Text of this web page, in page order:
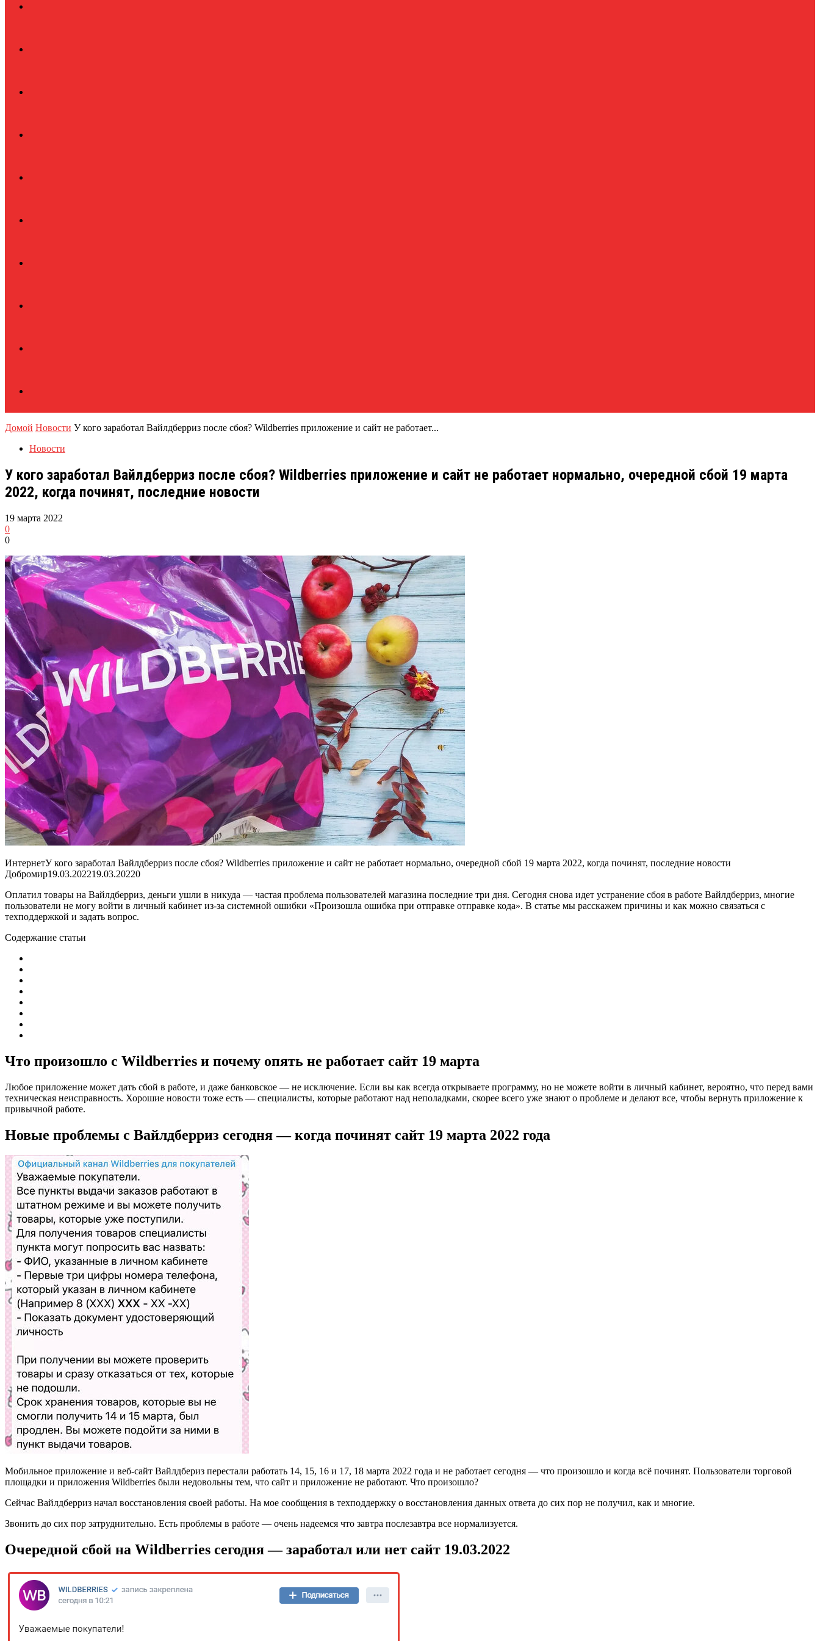
Домой Новости У кого заработал Вайлдберриз после сбоя? Wildberries приложение и сайт не работает...
Новости
У кого заработал Вайлдберриз после сбоя? Wildberries приложение и сайт не работает нормально, очередной сбой 19 марта
2022, когда починят, последние новости
19 марта 2022
0
0
ИнтернетУ кого заработал Вайлдберриз после сбоя? Wildberries приложение и сайт не работает нормально, очередной сбой 19 марта 2022, когда починят, последние новости
Добромир19.03.202219.03.20220
Оплатил товары на Вайлдберриз, деньги ушли в никуда — частая проблема пользователей магазина последние три дня. Сегодня снова идет устранение сбоя в работе Вайлдберриз, многие
пользователи не могу войти в личный кабинет из-за системной ошибки «Произошла ошибка при отправке отправке кода». В статье мы расскажем причины и как можно связаться с
техподдержкой и задать вопрос.
Содержание статьи
Что произошло с Wildberries и почему опять не работает сайт 19 марта
Любое приложение может дать сбой в работе, и даже банковское — не исключение. Если вы как всегда открываете программу, но не можете войти в личный кабинет, вероятно, что перед вами
техническая неисправность. Хорошие новости тоже есть — специалисты, которые работают над неполадками, скорее всего уже знают о проблеме и делают все, чтобы вернуть приложение к
привычной работе.
Новые проблемы с Вайлдберриз сегодня — когда починят сайт 19 марта 2022 года
Мобильное приложение и веб-сайт Вайлдбериз перестали работать 14, 15, 16 и 17, 18 марта 2022 года и не работает сегодня — что произошло и когда всё починят. Пользователи торговой
площадки и приложения Wildberries были недовольны тем, что сайт и приложение не работают. Что произошло?
Сейчас Вайлдберриз начал восстановления своей работы. На мое сообщения в техподдержку о восстановления данных ответа до сих пор не получил, как и многие.
Звонить до сих пор затруднительно. Есть проблемы в работе — очень надеемся что завтра послезавтра все нормализуется.
Очередной сбой на Wildberries сегодня — заработал или нет сайт 19.03.2022